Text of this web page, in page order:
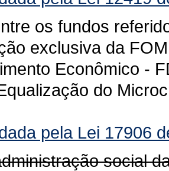
os fundos
exclusiva da
Econômico -
do
pela Lei 17906
social